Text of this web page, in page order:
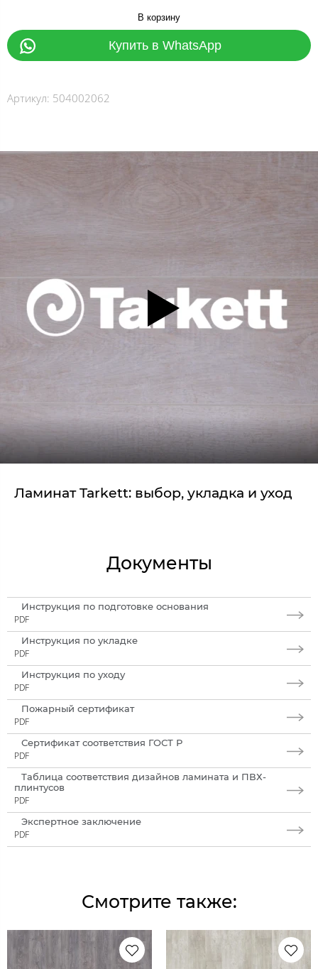
В корзину
Купить в WhatsApp
Артикул: 504002062
Ламинат Tarkett: выбор, укладка и уход
Документы
Инструкция по подготовке основания
PDF
Инструкция по укладке
PDF
Инструкция по уходу
PDF
Пожарный сертификат
PDF
Сертификат соответствия ГОСТ Р
PDF
Таблица соответствия дизайнов ламината и ПВХ-
плинтусов
PDF
Экспертное заключение
PDF
Смотрите также: